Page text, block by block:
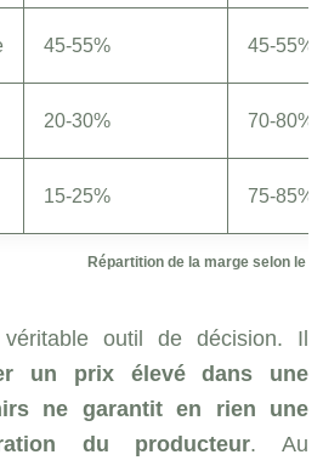
Répartition de la marge selon le
45-55% 45-55%
20-30% 70-80%
15-25% 75-85%
outil de décision. Il
un prix élevé dans une
ne garantit en rien une
du producteur. Au